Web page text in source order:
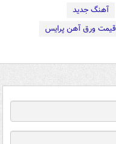
آهنگ جدید
قیمت ورق آهن پرایس